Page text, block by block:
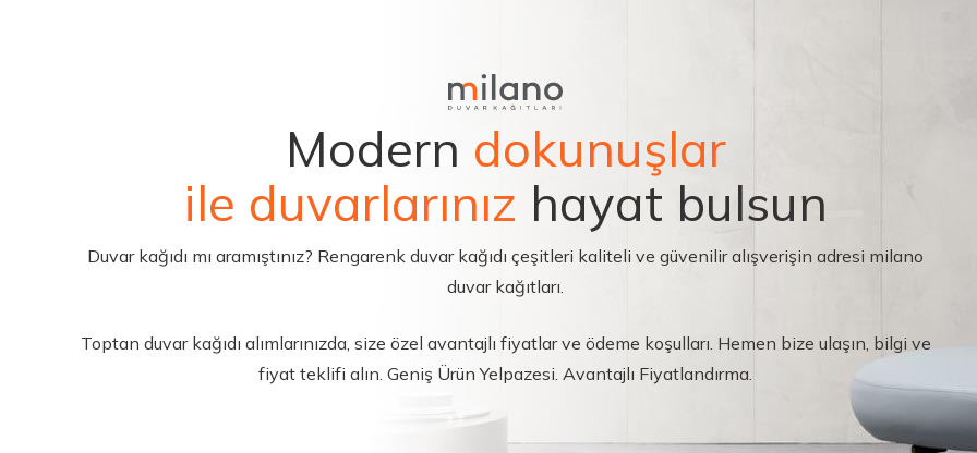
Modern dokunuşlar
ile duvarlarınız hayat bulsun
Duvar kağıdı mı aramıştınız? Rengarenk duvar kağıdı çeşitleri kaliteli ve güvenilir alışverişin adresi milano
duvar kağıtları.
Toptan duvar kağıdı alımlarınızda, size özel avantajlı fiyatlar ve ödeme koşulları. Hemen bize ulaşın, bilgi ve
fiyat teklifi alın. Geniş Ürün Yelpazesi. Avantajlı Fiyatlandırma.